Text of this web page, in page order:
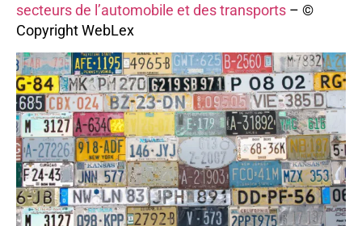
secteurs de l’automobile et des transports – ©
Copyright WebLex